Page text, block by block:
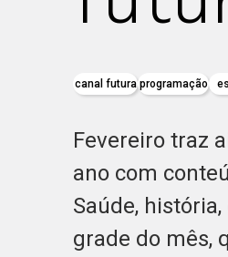
canal futura programação
Fevereiro traz
ano com
Saúde,
grade do mês,